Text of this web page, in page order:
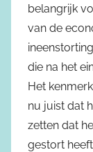
belangrijk
van de
die na het
Het
nu juist dat
zetten dat
gestort